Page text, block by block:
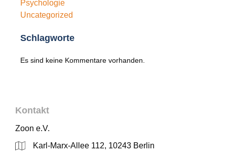
Psychologie
Uncategorized
Schlagworte
Es sind keine Kommentare vorhanden.
Kontakt
Zoon e.V.
Karl-Marx-Allee 112, 10243 Berlin